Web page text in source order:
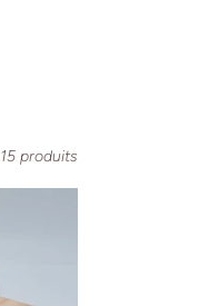
15 produits